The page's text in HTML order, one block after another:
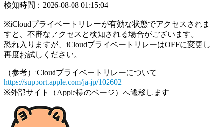
検知時間：2026-08-08 01:15:04
※iCloudプライベートリレーが有効な状態でアクセスされま
すと、不審なアクセスと検知される場合がございます。
恐れ入りますが、iCloudプライベートリレーはOFFに変更し
再度お試しください。
（参考）iCloudプライベートリレーについて
https://support.apple.com/ja-jp/102602
※外部サイト（Apple様のページ）へ遷移します